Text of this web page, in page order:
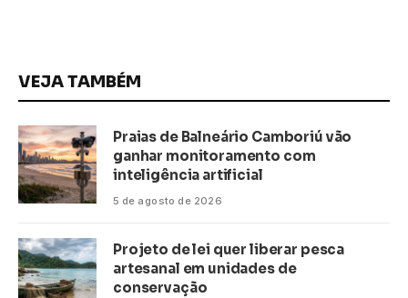
VEJA TAMBÉM
Praias de Balneário Camboriú vão
ganhar monitoramento com
inteligência artificial
5 de agosto de 2026
Projeto de lei quer liberar pesca
artesanal em unidades de
conservação